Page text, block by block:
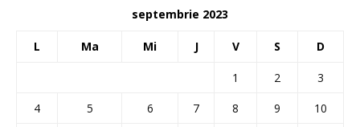
septembrie 2023
L Ma Mi J V S D
1 2
3
4
5 6 7 8 9
10